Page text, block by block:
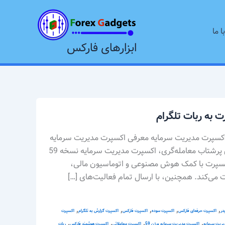
ما
ابزارهای فارکس
مدیریت سرمایه معرفی اکسپرت مدیریت سرمایه
نسخه 59 با اتصال به تلگرام در دنیای پرشتاب معامله‌گری، اکسپرت مدیریت سرمایه نسخه 59
با کمک هوش مصنوعی و اتوماسیون مالی،
می‌کند. همچنین، با ارسال تمام فعالیت‌های […]
, اکسپرت حرفه‌ای فارکس, اکسپرت سوده, اکسپرت فارکس, اکسپرت گزارش به تلگرام, اکسپرت
سرمایه اکسپرت مدیریت سرمایه ورژن 59 اکسپرت معاملاتی اکسپرت هوشمند فارکس ربات